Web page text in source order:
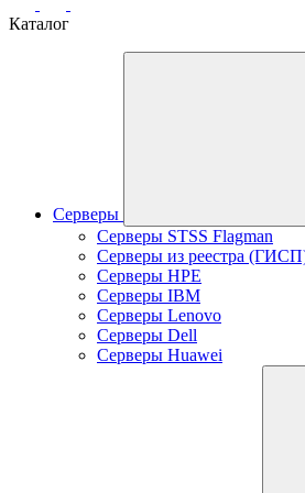
Каталог
Серверы
Серверы STSS Flagman
Серверы из реестра
Серверы HPE
Серверы IBM
Серверы Lenovo
Серверы Dell
Серверы Huawei